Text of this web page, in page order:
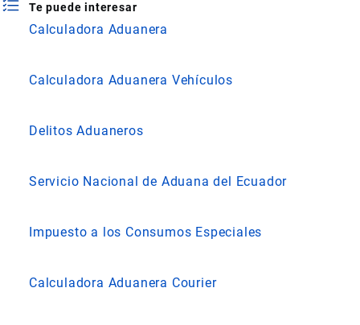
Te puede interesar
Calculadora Aduanera
Calculadora Aduanera Vehículos
Delitos Aduaneros
Servicio Nacional de Aduana del Ecuador
Impuesto a los Consumos Especiales
Calculadora Aduanera Courier